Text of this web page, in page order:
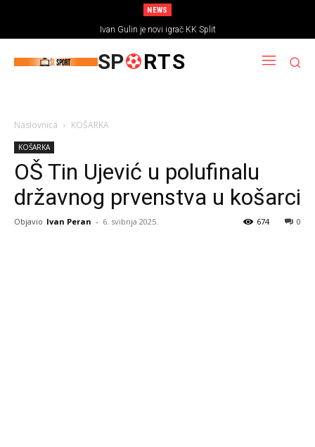
NEWS
Ivan Gulin je novi igrač KK Split
SP RTS
Naslovnica KOŠARKA
KOŠARKA
OŠ Tin Ujević u polufinalu
državnog prvenstva u košarci
Objavio Ivan Peran - 6. svibnja 2025. 0
674